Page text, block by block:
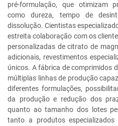
pré-formulação, que otimizam
como dureza, tempo de
dissolução. Cientistas
estreita colaboração com os
personalizadas de citrato de
adicionais, revestimentos
únicos. A fábrica de comprimidos
múltiplas linhas de produção
diferentes formulações,
da produção e redução dos
quanto ao tamanho dos lotes
tanto a produtos